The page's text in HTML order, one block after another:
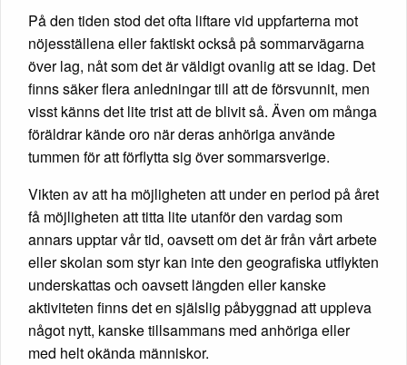
På den tiden stod det ofta liftare vid uppfarterna mot
nöjesställena eller faktiskt också på sommarvägarna
över lag, nåt som det är väldigt ovanlig att se idag. Det
finns säker flera anledningar till att de försvunnit, men
visst känns det lite trist att de blivit så. Även om många
föräldrar kände oro när deras anhöriga använde
tummen för att förflytta sig över sommarsverige.
Vikten av att ha möjligheten att under en period på året
få möjligheten att titta lite utanför den vardag som
annars upptar vår tid, oavsett om det är från vårt arbete
eller skolan som styr kan inte den geografiska utflykten
underskattas och oavsett längden eller kanske
aktiviteten finns det en själslig påbyggnad att uppleva
något nytt, kanske tillsammans med anhöriga eller
med helt okända människor.